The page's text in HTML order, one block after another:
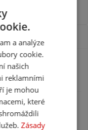
budete cítit jako u
Jen opravdový
a analýze
cookie.
našich
reklamními
je mohou
které
Zásady